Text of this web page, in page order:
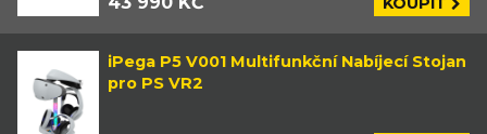
iPega P5 V001 Multifunkční Nabíjecí Stojan
pro PS VR2